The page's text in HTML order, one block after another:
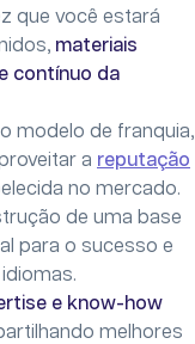
que você estará
materiais
contínuo da
modelo de franquia,
a reputação
no mercado.
de uma base
para o sucesso e
e know-how
melhores